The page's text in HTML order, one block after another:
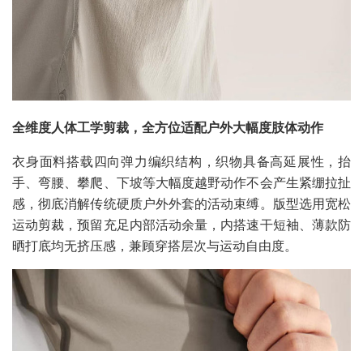
全维度人体工学剪裁，全方位适配户外大幅度肢体动作
衣身面料搭载四向弹力编织结构，织物具备高延展性，抬
手、弯腰、攀爬、下坡等大幅度越野动作不会产生紧绷拉扯
感，彻底消解传统硬质户外外套的活动束缚。版型选用宽松
运动剪裁，预留充足内部活动余量，内搭速干短袖、薄款防
晒打底均无挤压感，兼顾穿搭层次与运动自由度。